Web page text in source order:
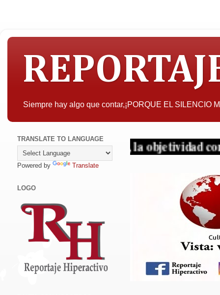
Siempre hay algo que contar,¡PORQUE EL SILENCIO
interesar, la objetividad con criterio y
TRANSLATE TO LANGUAGE
Powered by Translate
LOGO